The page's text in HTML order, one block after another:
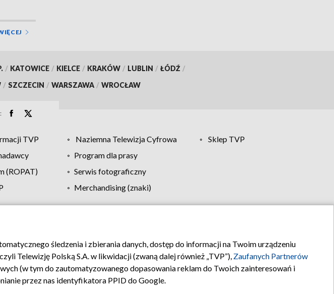
/ KATOWICE / KIELCE / KRAKÓW / LUBLIN / ŁÓDŹ /
/ SZCZECIN / WARSZAWA / WROCŁAW
TVP Naziemna Telewizja Cyfrowa
Sklep TVP
Program dla prasy
(ROPAT)
Serwis fotograficzny
Merchandising (znaki)
Pomoc Biuro reklamy Kontakt
śledzenia i zbierania danych, dostęp do informacji na Twoim urządzeniu
Telewizję Polską S.A. w likwidacji (zwaną dalej również „TVP”), Zaufanych Partnerów
(w tym do zautomatyzowanego dopasowania reklam do Twoich zainteresowań i
przez nas identyfikatora PPID do Google.